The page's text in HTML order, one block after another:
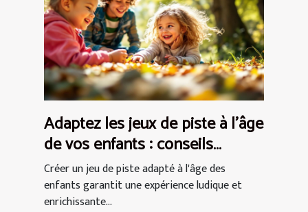
Adaptez les jeux de piste à l'âge
de vos enfants : conseils
pratiques
Créer un jeu de piste adapté à l'âge des
enfants garantit une expérience ludique et
enrichissante...